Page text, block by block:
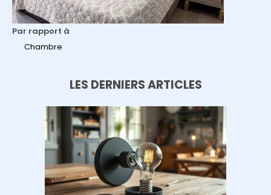
Par rapport à
Chambre
LES DERNIERS ARTICLES